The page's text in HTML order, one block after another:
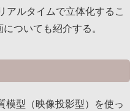
アルタイムで立体化するこ
ついても紹介する。
型（映像投影型）を使っ